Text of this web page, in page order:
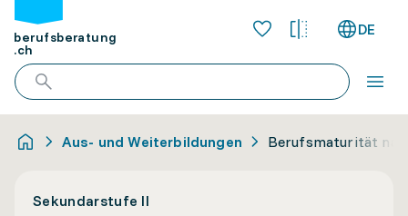
berufsberatung
.ch
DE
Aus- und Weiterbildungen Berufsmaturität
Sekundarstufe II